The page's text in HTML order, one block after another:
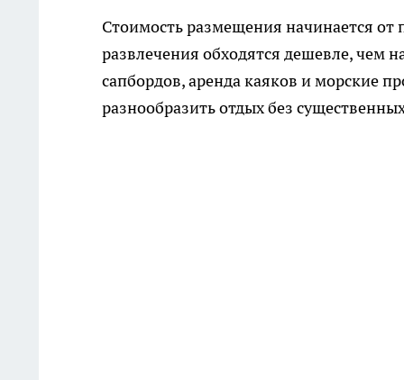
Стоимость размещения начинается от
развлечения обходятся дешевле, чем
сапбордов, аренда каяков и морские
разнообразить отдых без